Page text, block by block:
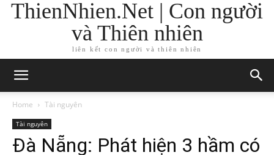
ThienNhien.Net | Con người
và Thiên nhiên
liên kết con người và thiên nhiên
Home Tài nguyên
Tài nguyên
Đà Nẵng: Phát hiện 3 hầm có